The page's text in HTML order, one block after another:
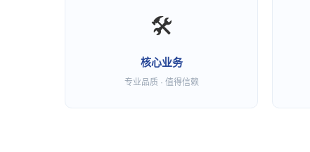
🛠
核心业务
专业品质 · 值得信赖